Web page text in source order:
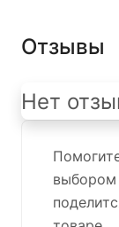
Отзывы
выбором
Нет